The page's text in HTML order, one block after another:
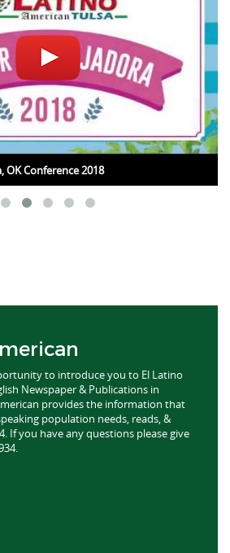
OK Conference 2018
to introduce you to El Latino
Newspaper & Publications in
provides the information that
population needs, reads, &
If you have any questions please give